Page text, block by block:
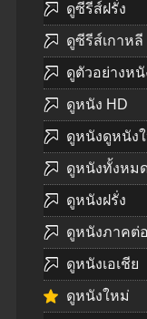
ดูซีรีส์ฝรั่ง
ดูซีรีส์เกาหลี
ดูตัวอย่างหนั
ดูหนัง HD
ดูหนังดูหนัง
ดูหนังทั้งหม
ดูหนังฝรั่ง
ดูหนังภาคต่อ
ดูหนังเอเชีย
ดูหนังใหม่